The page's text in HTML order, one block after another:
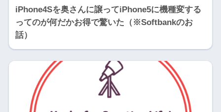
iPhone4Sを奥さんに譲ってiPhone5に機種変する
ってのが何だかお得で驚いた（※Softbankのお
話）